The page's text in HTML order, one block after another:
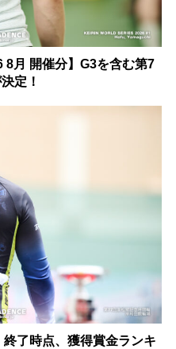
8月 開催分】G3を含む第7
定！
終了時点、獲得賞金ランキ